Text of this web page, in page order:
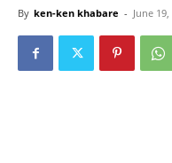
By ken-ken khabare - June